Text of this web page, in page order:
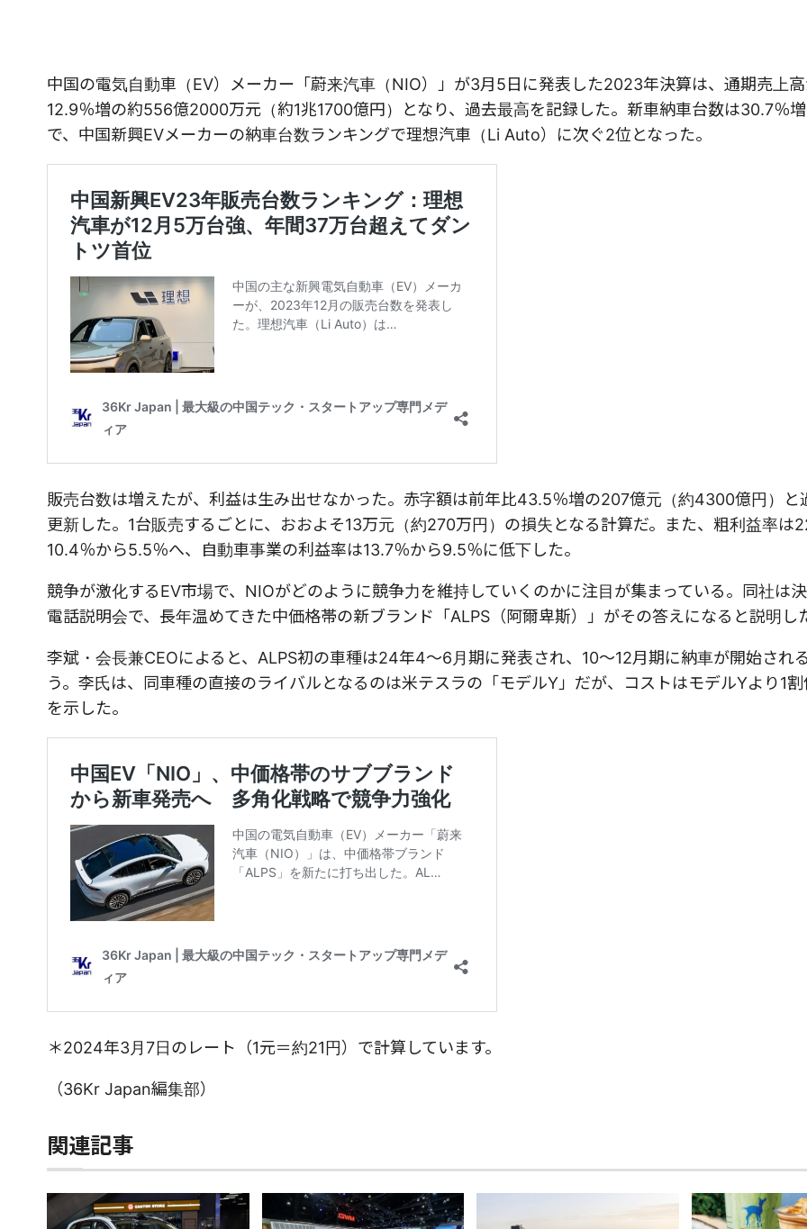
中国の電気自動車（EV）メーカー「蔚来汽車（NIO）」が3月5日に発表した2023年決算は、通期売上
12.9％増の約556億2000万元（約1兆1700億円）となり、過去最高を記録した。新車納車台数は30.7％
で、中国新興EVメーカーの納車台数ランキングで理想汽車（Li Auto）に次ぐ2位となった。
販売台数は増えたが、利益は生み出せなかった。赤字額は前年比43.5％増の207億元（約4300億円）と
更新した。1台販売するごとに、おおよそ13万元（約270万円）の損失となる計算だ。また、粗利益率は
10.4％から5.5％へ、自動車事業の利益率は13.7％から9.5％に低下した。
競争が激化するEV市場で、NIOがどのように競争力を維持していくのかに注目が集まっている。同社は
電話説明会で、長年温めてきた中価格帯の新ブランド「ALPS（阿爾卑斯）」がその答えになると説明し
李斌・会長兼CEOによると、ALPS初の車種は24年4～6月期に発表され、10～12月期に納車が開始され
う。李氏は、同車種の直接のライバルとなるのは米テスラの「モデルY」だが、コストはモデルYより1
を示した。
＊2024年3月7日のレート（1元＝約21円）で計算しています。
（36Kr Japan編集部）
関連記事